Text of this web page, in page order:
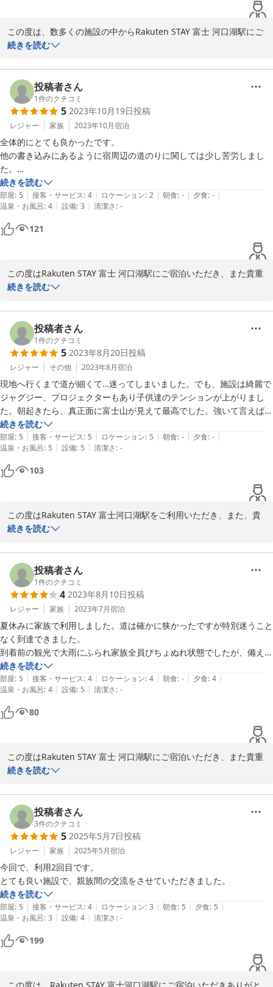
・掃除が行き届いていませんでした。お風呂はザラザラ、床はとても靴
下や素足では歩けません。
・無人チェックイン/アウトが売りだとは思いますが実際にはタブレッ
ホテルまでの道が狭いです。ヴェルファイアで行きましたがすれ違いは
もちろん出来ません(軽自動車でも無理だと思います)ただホテル側が用
意してくれている地図の迂回ルートで行けば多少マシです。
住宅街にあるためとても静かで騒音トラベルはありませんでした。
今度は部屋番号を変えて宿泊してみたいです。
お世話になりました。
この度は、数多くの施設の中からRakuten STAY 富士 河口湖駅にご
宿泊いただきまして誠にありがとうございます。
バルコニーからの富士山の眺望が文句なしというお言葉をいただ
き、大変喜ばしく拝読いたしました。
また、家具やキッチン用品につきましてもご満足いただけたとのこ
とで、嬉しい限りでございます。
食事なしプランでもご滞在を満喫いただけたとのことで、安心いた
しました。
となってしまったこと、深くお詫び申し上げます。
ご滞在後すぐに清掃の徹底と管理の見直しを行い、改善に努めてお
ります。
設備やお客様へのご案内内容につきましても、皆様が快適にお過ご
しいただけるよう見直し、改善して参ります。
施設までの道が狭いとのこと大変心苦しく存じますが、ご安全にお
この度賜りました貴重なご意見を、今後の運営に反映させて参りま
お客様の再訪、心よりお帰りをお待ちいたしております。
重ねまして、当館のご利用と貴重なご意見をいただきましたこと御
礼申し上げます。
Rakuten STAY 富士 河口湖駅
2023-10-25
続きを読む
投稿者さん
1件のクチコミ
5 2023年10月19日投稿
レジャー 家族 2023年10月宿泊
全体的にとても良かったです。
他の書き込みにあるように宿周辺の道のりに関しては少し苦労しまし
た。
周りが暗いので余計に不安になりましたが、無事に到着出来ました。
部屋に関してはとても満足でした。
ドックランも写真で見る限り、あまり期待していませんでしたが、思っ
続きを読む
部屋: 5 | 接客・サービス: 4 | ロケーション: 2 | 朝食: - | 夕食: - |
温泉・お風呂: 4 | 設備: 3 | 清潔さ: -
121
この度はRakuten STAY 富士 河口湖駅にご宿泊いただき、また貴重
なご意見をお寄せいただきまして誠にありがとうございました。
ホテル周辺の道のりにつきまして、ご不安をおかけし申し訳ござい
ませんでした。私たちの案内が不十分で、お客様に混乱を招いてし
まったこと深くお詫び申し上げます。今後はより分かりやすい案内
を提供し、安全にご到着いただけるよう改善を行って参ります。
一方、部屋にご満足いただけたこと、またドックランがご期待以上
だったとのお言葉、スタッフ一同大変嬉しく思っております。お客
様と大切なペットとの楽しい時間を提供できるよう、これからも設
備の維持・向上に尽力してまいります。
重ねて、ご意見をお寄せいただきましてありがとうございます。ま
たのご宿泊を心よりお待ちしております。Rakuten STAY 富士 河口
湖駅をご利用いただき、誠にありがとうございました。
続きを読む
投稿者さん
1件のクチコミ
5 2023年8月20日投稿
レジャー その他 2023年8月宿泊
現地へ行くまで道が細くて…迷ってしまいました。でも、施設は綺麗で
ジャグジー、プロジェクターもあり子供達のテンションが上がりまし
た。朝起きたら、真正面に富士山が見えて最高でした。強いて言えば、
2階のベランダにお風呂からしか出れないのが残念でした。
続きを読む
部屋: 5 | 接客・サービス: 5 | ロケーション: 5 | 朝食: - | 夕食: - |
温泉・お風呂: 5 | 設備: 5 | 清潔さ: -
103
この度はRakuten STAY 富士河口湖駅をご利用いただき、また、貴
重なご意見とご感想をお寄せいただきまして、誠にありがとうござ
道が細くてお迷いになられたことについて、お詫び申し上げます。
お客様に安心してお越しいただけるよう改善を検討いたします。
また、2階のベランダへお風呂からしか出られない点につきまして
は、お客様の不便をおかけし、申し訳ございません。ご指摘いただ
いた点を真摯に受け止め、改善に取り組んで参ります。
施設の清潔さやジャグジー、プロジェクターなどの設備にご満足い
ただけたこと、また、朝に真正面の富士山をご覧いただけたこと、
大変嬉しく思います。
再度ご利用いただける機会がありましたら、より快適にお過ごしい
ただけるよう、改善点を反映したサービスを提供すべく努めて参り
この度はRakuten STAY 富士河口湖駅をお選びいただき、誠にあり
Rakuten STAY 富士 河口湖駅
2024-07-04
続きを読む
投稿者さん
1件のクチコミ
4 2023年8月10日投稿
レジャー 家族 2023年7月宿泊
夏休みに家族で利用しました。道は確かに狭かったですが特別迷うこと
なく到達できました。
到着前の観光で大雨にふられ家族全員びちょぬれ状態でしたが、備え付
けの洗濯機、洗剤があったため非常に助かりました。
部屋もキレイで設備的には不満はありませんでした。食事も十分な量準
備してありましたので、自前で購入した物は翌日の朝に料理して食べま
した。
1,　到着した際、水道が出ないトラブルが発生しました。サポートに連
絡し、
2,　宿泊した日、我が家を含めて5組ほど宿泊していたグループがあっ
たのですが、
その内2組は海外からの観光客で、ドアの開錠方法がわからず我が
家に助けを求められました。
身内に英語ができる者がいたため対応できましたが、夕飯時にその
対応で大変でした。
どうやら海外の旅行サイト経由で予約した方に、事前に届くはずの
開錠コードのメールが
送られていなかったようです。
データのみのシムカードで来日される方もいるようなので、今回は
海外の方に携帯を貸してサポートとやり取りした貰ったので電話以外で
続きを読む
部屋: 5 | 接客・サービス: 4 | ロケーション: 4 | 朝食: - | 夕食: 4 |
温泉・お風呂: 4 | 設備: 5 | 清潔さ: -
80
この度はRakuten STAY 富士 河口湖駅にご宿泊いただき、また貴重
なご意見をお寄せいただきまして誠にありがとうございました。
ホテルへの道のりについては、ご迷惑をお掛けしてしまい大変申し
訳ございませんでした。お客様の安全と快適な到着を考え、道案内
の改善を検討して参ります。
また、施設の清潔さやジャグジー、プロジェクターがお子様の楽し
みにつながったこと、そして目の前に広がる富士山の景色をお楽し
みいただけたことについて、スタッフ一同大変嬉しく思います。こ
れからも皆様に満足いただけるサービスを提供できるよう努めてま
いります。
2階のベランダへの出入りについては、お客様のご意見を真摯に受
け止め、今後の改善の参考にさせていただきます。
貴重なご意見をお寄せいただき、誠にありがとうございました。ま
続きを読む
投稿者さん
3件のクチコミ
5 2025年5月7日投稿
レジャー 家族 2025年5月宿泊
今回で、利用2回目です。
とても良い施設で、親族間の交流をさせていただきました。
続きを読む
部屋: 5 | 接客・サービス: 4 | ロケーション: 3 | 朝食: 5 | 夕食: 5 |
温泉・お風呂: 3 | 設備: 4 | 清潔さ: -
199